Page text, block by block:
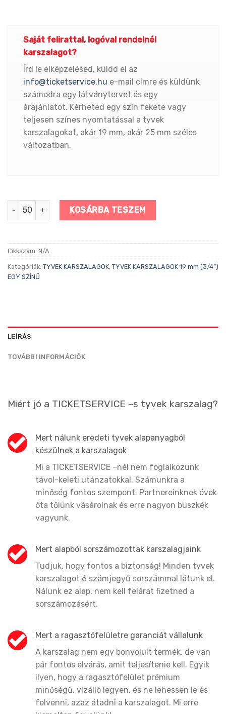
Saját felirattal, logóval rendelnél
karszalagot?
Írd le elképzelésed, küldd el az
info@ticketservice.hu e-mail címre és küldünk
számodra egy látványtervet és egy
árajánlatot. Kérheted egy szín fekete vagy
teljesen színes nyomtatással a tyvek
karszalagokat, akár 19 mm, akár 25 mm széles
változatban.
Fehér színű tyvek karszalag mennyiség
KOSÁRBA TESZEM
Cikkszám: N/A
Kategóriák: TYVEK KARSZALAGOK, TYVEK KARSZALAGOK 19 mm (3/4”)
EGY SZÍNŰ
LEÍRÁS
TOVÁBBI INFORMÁCIÓK
Miért jó a TICKETSERVICE –s tyvek karszalag?
Mert nálunk eredeti tyvek alapanyagból
készülnek a karszalagok
Mi a TICKETSERVICE –nél nem foglalkozunk
távol-keleti utánzatokkal. Számunkra a
minőség fontos szempont. Partnereinknek évek
óta tőlünk vásárolnak és erre nagyon büszkék
vagyunk.
Mert alapból sorszámozottak karszalagjaink
Tudjuk, hogy fontos a biztonság! Minden tyvek
karszalagot 6 számjegyű sorszámmal látunk el.
Nálunk ez alap, nem kell felárat fizetned a
sorszámozásért.
Mert a ragasztófelületre garanciát vállalunk
A karszalag nem egy bonyolult termék, de van
pár fontos elvárás, amit teljesítenie kell. Egyik
ilyen, hogy a ragasztófelület prémium
minőségű, vízálló legyen, és ne lehessen le és
felvenni, azaz átadni a karszalagot. Mi erre